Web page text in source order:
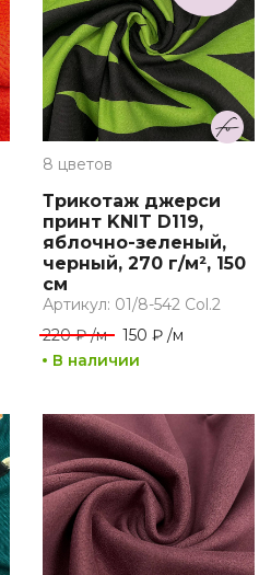
8 цветов
Трикотаж джерси
принт KNIT D119,
яблочно-зеленый,
черный, 270 г/м², 150
см
Артикул: 01/8-542 Col.2
220 ₽/м 150 ₽ /м
В наличии